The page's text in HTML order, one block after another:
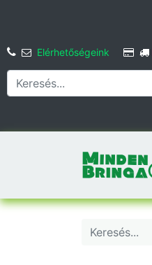
Elérhetőségeink